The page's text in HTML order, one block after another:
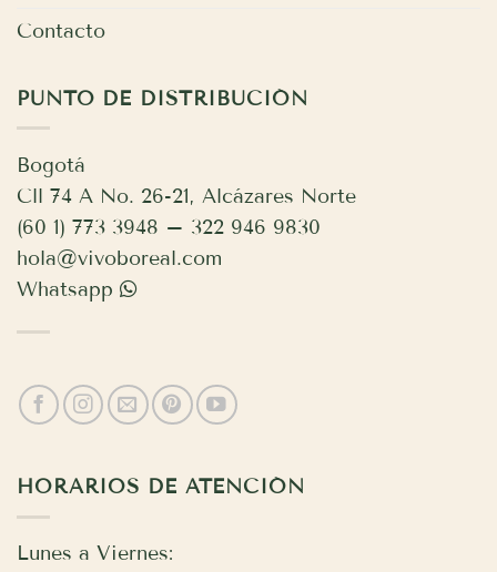
Contacto
PUNTO DE DISTRIBUCIÓN
Bogotá
Cll 74 A No. 26-21, Alcázares Norte
(60 1) 773 3948 – 322 946 9830
hola@vivoboreal.com
Whatsapp
HORARIOS DE ATENCIÓN
Lunes a Viernes: